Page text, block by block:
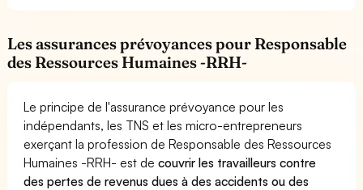
Les assurances prévoyances pour Responsable
des Ressources Humaines -RRH-
Le principe de l'assurance prévoyance pour les
indépendants, les TNS et les micro-entrepreneurs
exerçant la profession de Responsable des Ressources
Humaines -RRH- est decouvrir les travailleurs contre
des pertes de revenus dues à des accidents ou des